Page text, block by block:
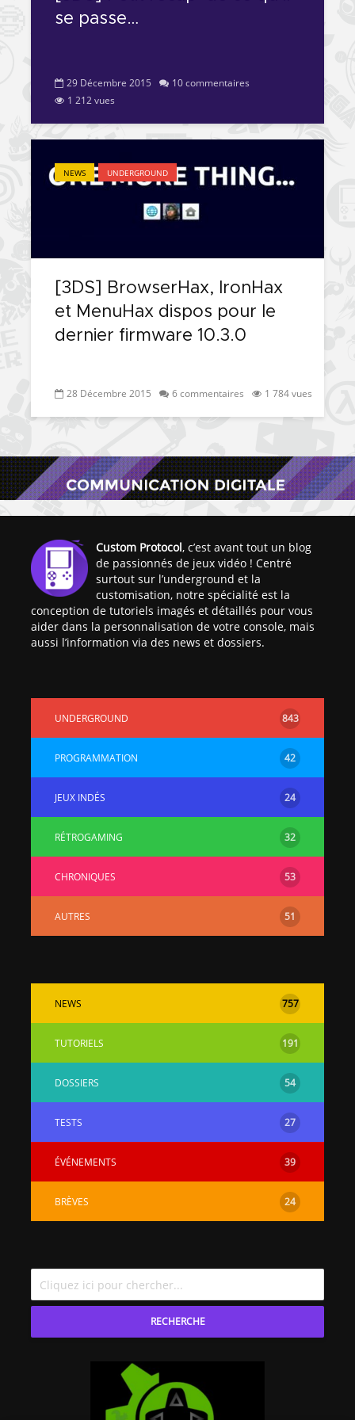
se passe…
29 Décembre 2015
10 commentaires
1 212 vues
NEWS UNDERGROUND
[3DS] BrowserHax, IronHax
et MenuHax dispos pour le
dernier firmware 10.3.0
28 Décembre 2015 6 commentaires 1 784 vues
Custom Protocol, c’est avant tout un blog
de passionnés de jeux vidéo ! Centré
surtout sur l’underground et la
customisation, notre spécialité est la
conception de tutoriels imagés et détaillés pour vous
aider dans la personnalisation de votre console, mais
aussi l’information via des news et dossiers.
UNDERGROUND 843
PROGRAMMATION 42
JEUX INDÉS 24
RÉTROGAMING 32
CHRONIQUES 53
AUTRES 51
NEWS 757
TUTORIELS 191
DOSSIERS 54
TESTS 27
ÉVÉNEMENTS 39
BRÈVES 24
RECHERCHE